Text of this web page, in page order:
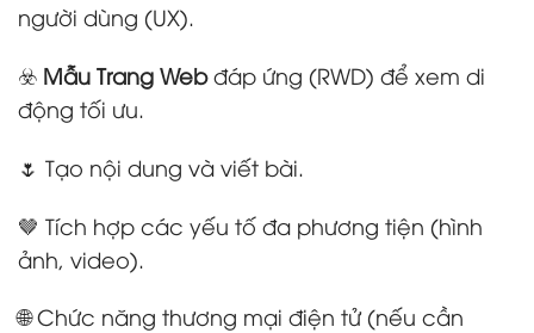
người dùng (UX).
☣️ Mẫu Trang Webđáp ứng (RWD) để xem di
động tối ưu.
🌷 Tạo nội dung và viết bài.
🤎 Tích hợp các yếu tố đa phương tiện (hình
ảnh, video).
🌐 Chức năng thương mại điện tử (nếu cần